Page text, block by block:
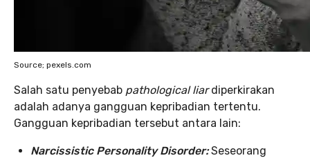
Source; pexels.com
Salah satu penyebab pathological liardiperkirakan
adalah adanya gangguan kepribadian tertentu.
Gangguan kepribadian tersebut antara lain:
Narcissistic Personality Disorder: Seseorang